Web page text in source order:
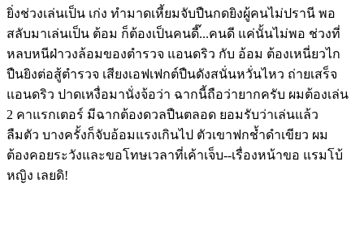
ยิ่งช่วงเล่นเป็น เก่ง ทำมาดเหี้ยมจับปืนกดยิงผู้คนไม่ปรานี พอ
สลับมาเล่นเป็น ต้อม ก็ต้องเป็นคนดี๊...คนดี แค่นั้นไม่พอ ช่วงที่
หลบหนีฝ่าวงล้อมของตำรวจ แอนดริว กับ อ้อม ต้องเหนี่ยวไก
ปืนยิงต่อสู้ตำรวจ เสียงเอฟเฟกต์ปืนดังสนั่นหวั่นไหว ถ่ายเสร็จ
แอนดริว ปาดเหงื่อมานั่งจ้อว่า ฉากนี้ถือว่ายากครับ ผมต้องเล่น
2 คาแรกเตอร์ มีฉากต้องดวลปืนตลอด ยอมรับว่าเล่นแล้ว
ลืมตัว บางครั้งก็จับอ้อมแรงเกินไป ตัวเขาฟกช้ำดำเขียว ผม
ต้องคอยระวังและขอโทษเวลาที่เค้าเจ็บ--เรื่องหน้าขอ แรมโบ้
หญิง เลยดิ!